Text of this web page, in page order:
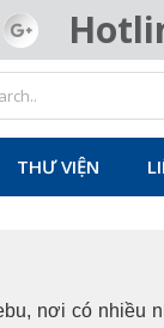
THƯ VIỆN
nơi có nhiều